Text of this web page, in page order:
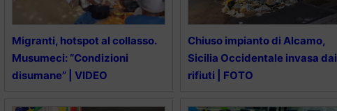
Migranti, hotspot al collasso.
Musumeci: “Condizioni
disumane” | VIDEO
Chiuso impianto di Alcamo,
Sicilia Occidentale invasa dai
rifiuti | FOTO